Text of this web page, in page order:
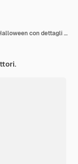
Progettazione di volantini per feste di Halloween con dettagli dell'evento su sfondo rosso scuro di luna piena.